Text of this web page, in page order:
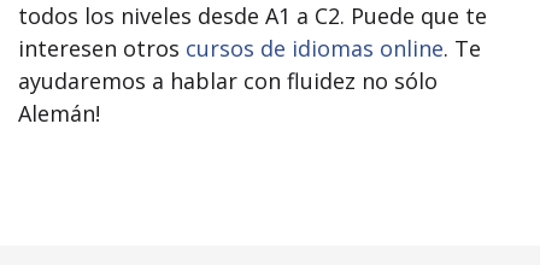
todos los niveles desde A1 a C2. Puede que te
interesen otros cursos de idiomas online. Te
ayudaremos a hablar con fluidez no sólo
Alemán!